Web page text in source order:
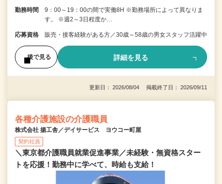
勤務時間
9：00～19：00の間で実働8H ※勤務場所によって異なりま
す。 ※週2～3日程度か…
応募資格 販売・接客経験がある方／30歳～58歳の男女スタッフ活躍中
後で見る 詳細を見る
更新日： 2026/08/04 掲載終了日： 2026/09/11
各種介護施設の介護職員
株式会社 揚工舎／デイサービス ヨウコー町屋
契約社員
＼東京都介護職員就業促進事業／未経験・無資格スター
トを応援！勤務中に学べて、時給も支給！